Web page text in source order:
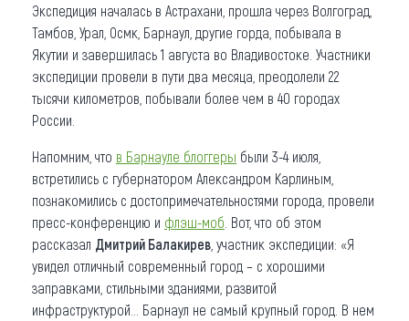
Экспедиция началась в Астрахани, прошла через Волгоград,
Тамбов, Урал, Осмк, Барнаул, другие горда, побывала в
Якутии и завершилась 1 августа во Владивостоке. Участники
экспедиции провели в пути два месяца, преодолели 22
тысячи километров, побывали более чем в 40 городах
России.
Напомним, что в Барнауле блоггеры были 3-4 июля,
встретились с губернатором Александром Карлиным,
познакомились с достопримечательностями города, провели
пресс-конференцию и флэш-моб . Вот, что об этом
рассказал Дмитрий Балакирев , участник экспедиции: «Я
увидел отличный современный город – с хорошими
заправками, стильными зданиями, развитой
инфраструктурой… Барнаул не самый крупный город. В нем